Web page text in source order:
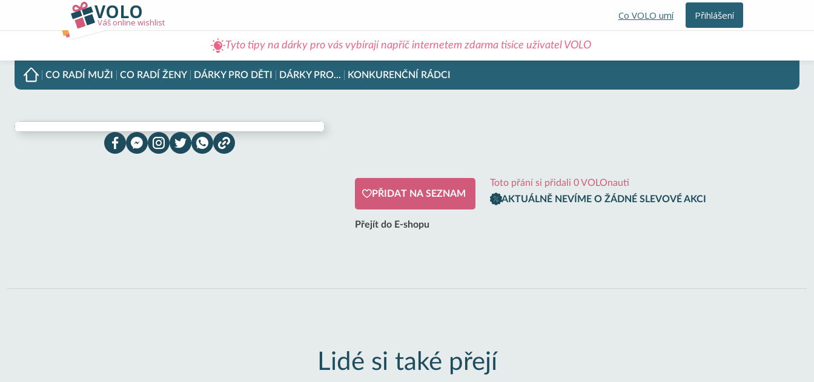
VOLO
Váš online wishlist
Co VOLO umí Přihlášení
Tyto tipy na dárky pro vás vybírají napříč internetem zdarma tisíce uživatel VOLO
CO RADÍ MUŽI CO RADÍ ŽENY DÁRKY PRO DĚTI DÁRKY PRO... KONKURENČNÍ RÁDCI
PŘIDAT NA SEZNAM
Toto přání si přidali 0 VOLOnauti
AKTUÁLNĚ NEVÍME O ŽÁDNÉ SLEVOVÉ AKCI
Přejít do E-shopu
Lidé si také přejí